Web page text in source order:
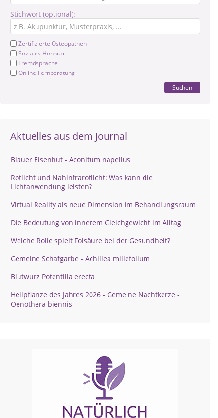
Stichwort (optional):
Zertifizierte Osteopathen
Soziales Honorar
Fremdsprache
Online-Fernberatung
Suchen
Aktuelles aus dem Journal
Blauer Eisenhut - Aconitum napellus
Rotlicht und Nahinfrarotlicht: Was kann die
Lichtanwendung leisten?
Virtual Reality als neue Dimension im Behandlungsraum
Die Bedeutung von innerem Gleichgewicht im Alltag
Welche Rolle spielt Folsäure bei der Gesundheit?
Gemeine Schafgarbe - Achillea millefolium
Blutwurz Potentilla erecta
Heilpflanze des Jahres 2026 - Gemeine Nachtkerze -
Oenothera biennis